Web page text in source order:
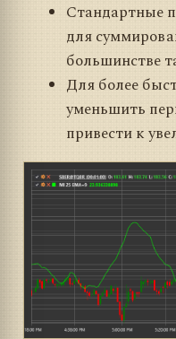
Стандартные
для
большинстве
Для более
уменьшить
привести к